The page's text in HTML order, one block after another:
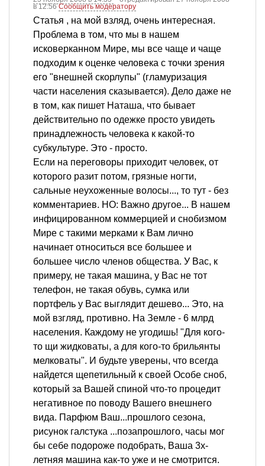
в 12:56Сообщить модератору
Статья , на мой взляд, очень интересная.
Проблема в том, что мы в нашем
исковерканном Мире, мы все чаще и чаще
подходим к оценке человека с точки зрения
его "внешней скорлупы" (гламуризация
части населения сказывается). Дело даже не
в том, как пишет Наташа, что бывает
действительно по одежке просто увидеть
принадлежность человека к какой-то
субкультуре. Это - просто.
Если на переговоры приходит человек, от
которого разит потом, грязные ногти,
сальные неухоженные волосы..., то тут - без
комментариев. НО: Важно другое... В нашем
инфицированном коммерцией и снобизмом
Мире с такими мерками к Вам лично
начинает относиться все большее и
большее число членов общества. У Вас, к
примеру, не такая машина, у Вас не тот
телефон, не такая обувь, сумка или
портфель у Вас выглядит дешево... Это, на
мой взгляд, противно. На Земле - 6 млрд
населения. Каждому не угодишь! "Для кого-
то щи жидковаты, а для кого-то брильянты
мелковаты". И будьте уверены, что всегда
найдется щепетильный к своей Особе сноб,
который за Вашей спиной что-то процедит
негативное по поводу Вашего внешнего
вида. Парфюм Ваш...прошлого сезона,
рисунок галстука ...позапрошлого, часы мог
бы себе подороже подобрать, Ваша 3х-
летняя машина как-то уже и не смотрится.